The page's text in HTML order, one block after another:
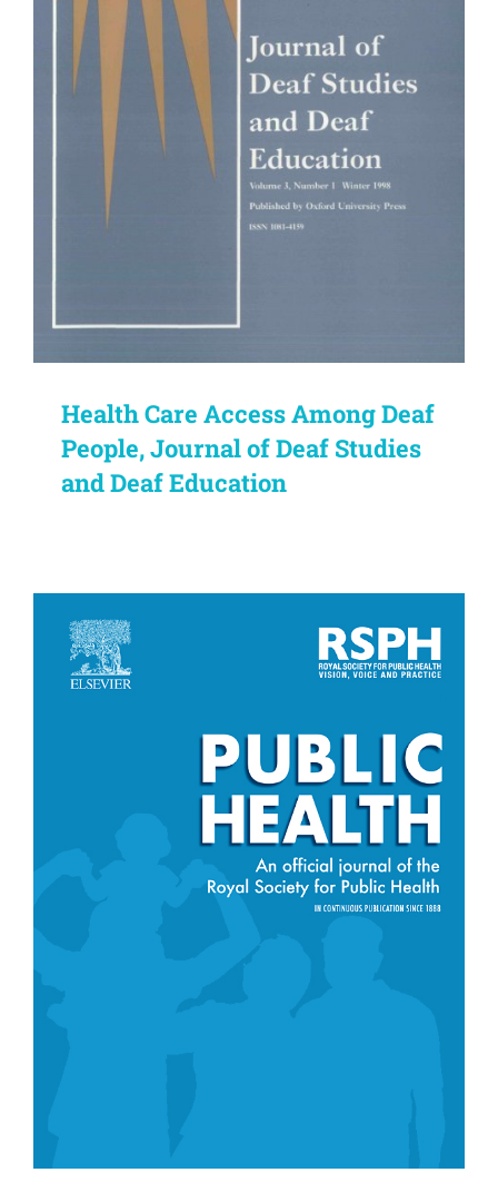
Health Care Access Among Deaf
People, Journal of Deaf Studies
and Deaf Education